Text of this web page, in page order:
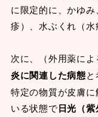
に限定的に、かゆ
疹）、水ぶくれ（水
次に、（外用薬によ
炎に関連した病態
特定の物質が皮膚
いる状態で日光（